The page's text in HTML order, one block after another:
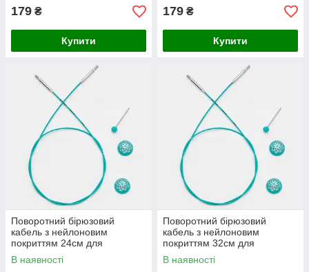
179 ₴
Купити
179 ₴
Купити
Поворотний бірюзовий
кабель з нейлоновим
покриттям 24см для
створення кругових спиць
довжиною 60см Mindful
В наявності
Поворотний бірюзовий
кабель з нейлоновим
покриттям 32см для
створення кругових спиць
довжиною 80см Mindful
В наявності